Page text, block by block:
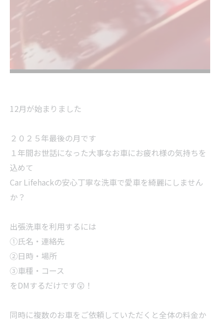
12月が始まりました
２０２５年最後の月です
１年間お世話になった大事なお車にお疲れ様の気持ちを
込めて
Car Lifehackの安心丁寧な洗車で愛車を綺麗にしません
か？
出張洗車を利用するには
①氏名・連絡先
②日時・場所
③車種・コース
をDMするだけです😲！
同時に複数のお車をご依頼していただくと全体の料金か